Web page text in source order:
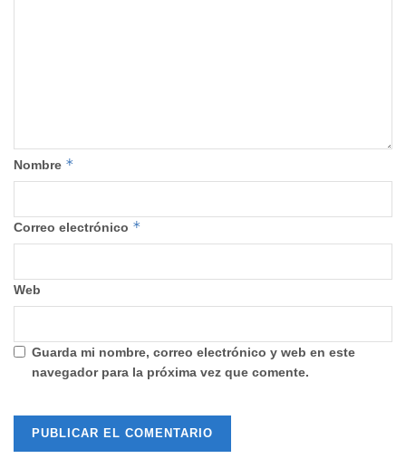
Nombre *
Correo electrónico *
Web
Guarda mi nombre, correo electrónico y web en este
navegador para la próxima vez que comente.